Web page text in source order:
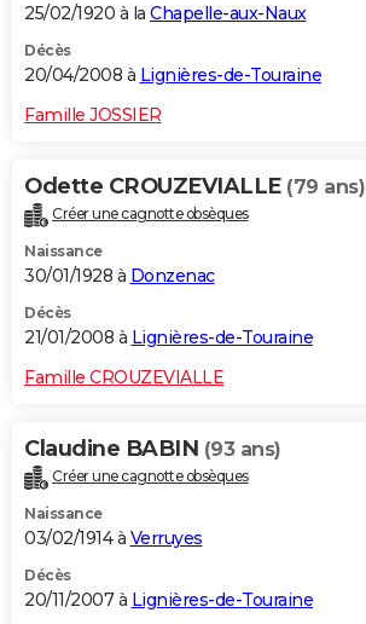
25/02/1920 à la Chapelle-aux-Naux
Décès
20/04/2008 à Lignières-de-Touraine
Famille JOSSIER
Odette CROUZEVIALLE (79 ans)
Créer une cagnotte obsèques
Naissance
30/01/1928 à Donzenac
Décès
21/01/2008 à Lignières-de-Touraine
Famille CROUZEVIALLE
Claudine BABIN (93 ans)
Créer une cagnotte obsèques
Naissance
03/02/1914 à Verruyes
Décès
20/11/2007 à Lignières-de-Touraine